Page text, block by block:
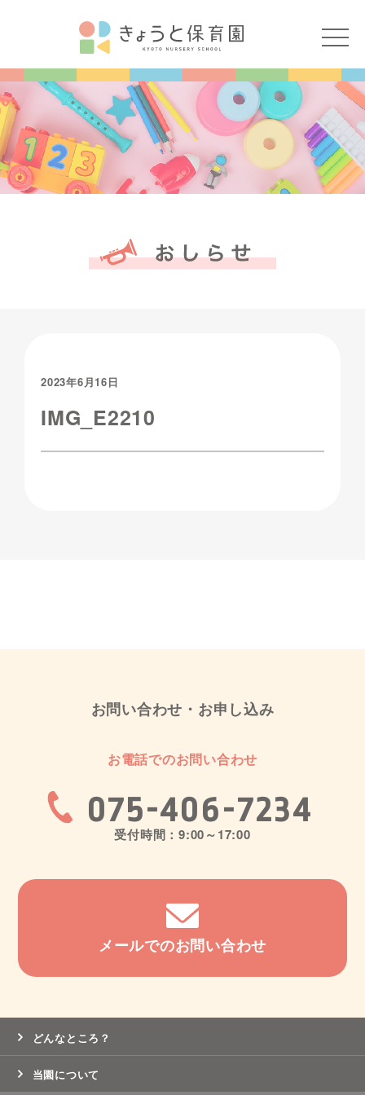
2023年6月16日
IMG_E2210
お問い合わせ・お申し込み
お電話でのお問い合わせ
075-406-7234
受付時間：9:00～17:00
メールでのお問い合わせ
どんなところ？
当園について